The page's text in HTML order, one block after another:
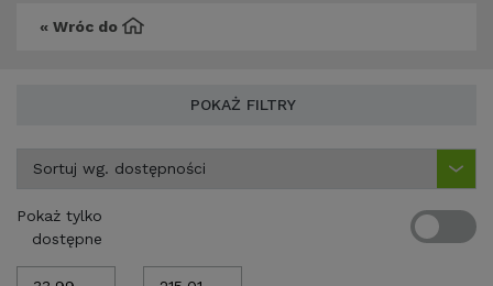
« Wróc do
POKAŻ FILTRY
Pokaż tylko
dostępne